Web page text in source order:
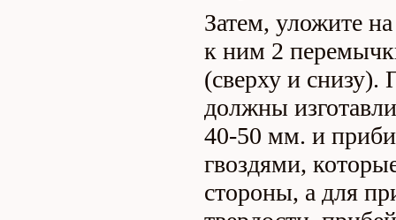
Затем, уложите
к ним 2
(сверху и
должны
40-50 мм. и
гвоздями,
стороны, а для